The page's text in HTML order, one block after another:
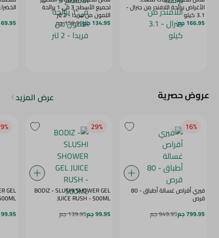
الأغراض برائحة اللافندر من جنرال -
3.1 كيلو
166.95 جم
لجميع الأسطح 3 في 1 برائحة
اللمون من فريدا - 2 لتر
134.95 جم 159.95 جم
69.95 جم
عروض حصرية عرض المزيد
16‎%‎
فيري أقراص غسالة أطباق - 80
قرص
799.95 جم
949.95 جم
29‎%‎
BODIZ - SLUSHI SHOWER GEL
JUICE RUSH - 500ML
99.95 جم
139.95 جم
GEL
DAZE - 500ML
99.95 جم